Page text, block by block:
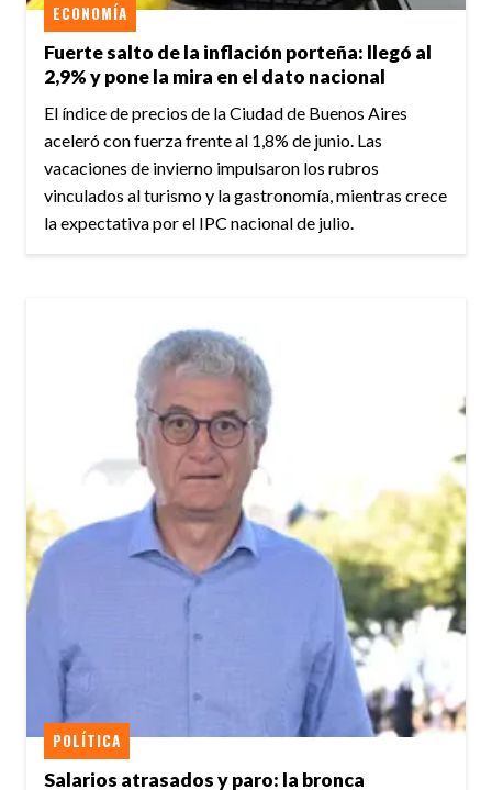
Fuerte salto de la inflación porteña: llegó al
2,9% y pone la mira en el dato nacional
ECONOMÍA
El índice de precios de la Ciudad de Buenos Aires
aceleró con fuerza frente al 1,8% de junio. Las
vacaciones de invierno impulsaron los rubros
vinculados al turismo y la gastronomía, mientras crece
la expectativa por el IPC nacional de julio.
Salarios atrasados y paro: la bronca
POLÍTICA